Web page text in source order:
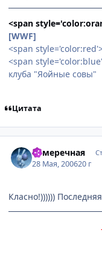
<span
[WWF]
<span
<span
клуба "Яойные совы"
Цитата
Сумеречная
28 Мая, 200620 г
Класно!))))))